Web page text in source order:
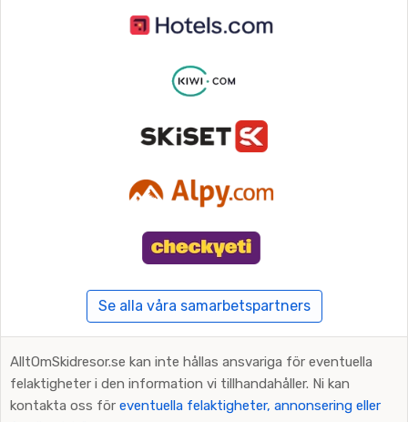
Se alla våra samarbetspartners
AlltOmSkidresor.se kan inte hållas ansvariga för eventuella
felaktigheter i den information vi tillhandahåller. Ni kan
kontakta oss för eventuella felaktigheter, annonsering eller